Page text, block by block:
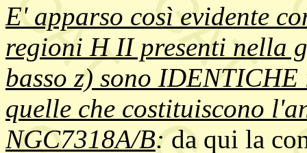
E' apparso così evidente
regioni H II presenti nella
basso z) sono
quelle che costituiscono
NGC7318A/B: da qui la